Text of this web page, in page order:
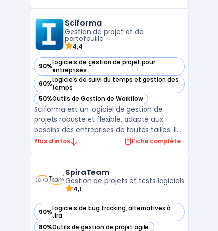
compris la gestion des exigences, la gestion
des ...
Sciforma
Gestion de projet et de
portefeuille
4,4
90%Logiciels de gestion de projet pour
entreprises
— voir Sciforma dans cette catégorie
60%Logiciels de suivi du temps et gestion des
temps
— voir Sciforma dans cette catégorie
50%Outils de Gestion de Workflow
— voir Sciforma dans cette catégorie
Sciforma est un logiciel de gestion de
projets robuste et flexible, adapté aux
besoins des entreprises de toutes tailles. Il
offre des fonctionnalités complètes pour la
travailler de manière efficace et harmonieu
...
Plus d’infos Fiche complète
SpiraTeam
Gestion de projets et tests logiciels
4,1
90%Logiciels de bug tracking, alternatives à
Jira
— voir SpiraTeam dans cette catégorie
80%Outils de gestion de projet agile